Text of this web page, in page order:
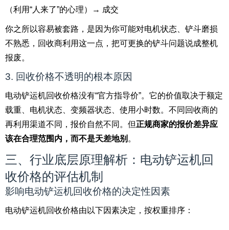
（利用“人来了”的心理）→ 成交
你之所以容易被套路，是因为你可能对电机状态、铲斗磨损
不熟悉，回收商利用这一点，把可更换的铲斗问题说成整机
报废。
3. 回收价格不透明的根本原因
电动铲运机回收价格没有“官方指导价”。它的价值取决于额定
载重、电机状态、变频器状态、使用小时数。不同回收商的
再利用渠道不同，报价自然不同。但正规商家的报价差异应
该在合理范围内，而不是天差地别 。
三、行业底层原理解析：电动铲运机回
收价格的评估机制
影响电动铲运机回收价格的决定性因素
电动铲运机回收价格由以下因素决定，按权重排序：